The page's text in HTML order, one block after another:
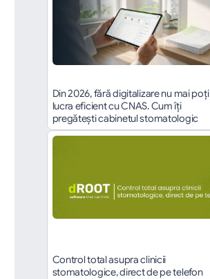
Din 2026, fără digitalizare nu mai poți
lucra eficient cu CNAS. Cum îți
pregătești cabinetul stomatologic
Control total asupra clinicii
stomatologice, direct de pe telefon